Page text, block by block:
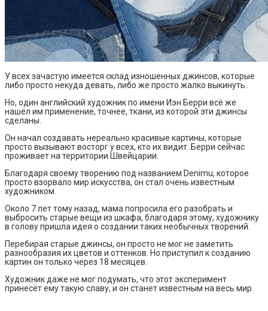
У всех зачастую имеется склад изношенных джинсов, которые
либо просто некуда девать, либо же просто жалко выкинуть.
Но, один английский художник по имени Иэн Берри всё же
нашёл им применение, точнее, ткани, из которой эти джинсы
сделаны.
Он начал создавать нереально красивые картины, которые
просто вызывают восторг у всех, кто их видит. Берри сейчас
проживает на территории Швейцарии.
Благодаря своему творению под названием Denimu, которое
просто взорвало мир искусства, он стал очень известным
художником.
Около 7 лет тому назад, мама попросила его разобрать и
выбросить старые вещи из шкафа, благодаря этому, художнику
в голову пришла идея о создании таких необычных творений.
Перебирая старые джинсы, он просто не мог не заметить
разнообразия их цветов и оттенков. Но приступил к созданию
картин он только через 18 месяцев.
Художник даже не мог подумать, что этот эксперимент
принесёт ему такую славу, и он станет известным на весь мир.